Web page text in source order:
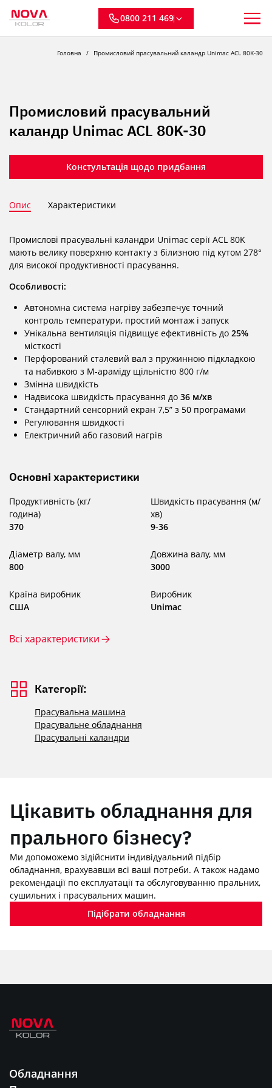
0800 211 469
Головна Промисловий прасувальний каландр Unimac ACL 80K-30
Промисловий прасувальний
каландр Unimac ACL 80K-30
Констультація щодо придбання
Опис Характеристики
Промислові прасувальні каландри Unimac серії ACL 80K
мають велику поверхню контакту з білизною під кутом 278°
для високої продуктивності прасування.
Особливості:
Автономна система нагріву забезпечує точний
контроль температури, простий монтаж і запуск
Унікальна вентиляція підвищує ефективність до 25%
місткості
Перфорований сталевий вал з пружинною підкладкою
та набивкою з М-араміду щільністю 800 г/м
Змінна швидкість
Надвисока швидкість прасування до 36 м/хв
Стандартний сенсорний екран 7,5” з 50 програмами
Регулювання швидкості
Електричний або газовий нагрів
Основні характеристики
Продуктивність (кг/
година)
370
Швидкість прасування (м/
хв)
9-36
Діаметр валу, мм
800
Довжина валу, мм
3000
Країна виробник
США
Виробник
Unimac
Всі характеристики
Категорії:
Прасувальна машина
Прасувальне обладнання
Прасувальні каландри
Цікавить обладнання для
прального бізнесу?
Ми допоможемо зідійснити індивідуальний підбір
обладнання, врахувавши всі ваші потреби. А також надамо
рекомендації по експлуатації та обслуговуванню пральних,
сушильних і прасувальних машин.
Підібрати обладнання
Обладнання